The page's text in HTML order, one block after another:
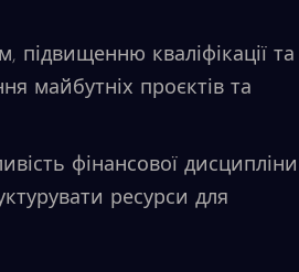
підвищенню кваліфікації та
майбутніх проєктів та
фінансової дисципліни
ресурси для